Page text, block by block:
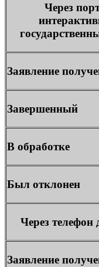
Через
Заявление
Завершенный
В обработке
Был отклонен
Через телефон
Заявление